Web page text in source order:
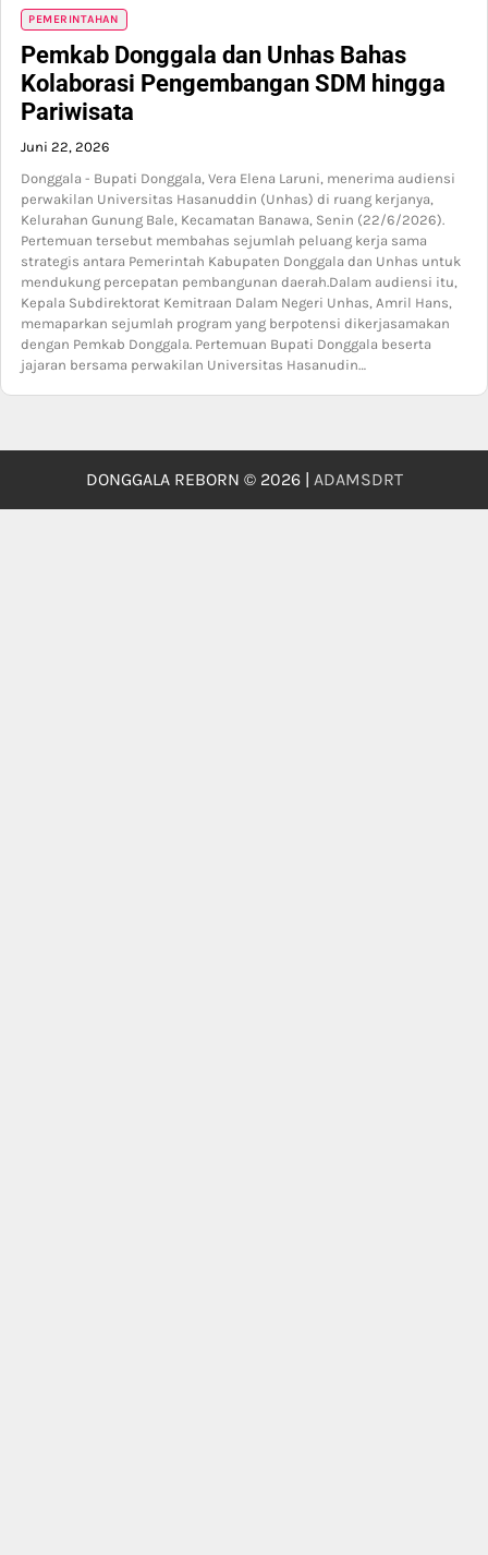
PEMERINTAHAN
Pemkab Donggala dan Unhas Bahas
Kolaborasi Pengembangan SDM hingga
Pariwisata
Juni 22, 2026
Donggala - Bupati Donggala, Vera Elena Laruni, menerima audiensi
perwakilan Universitas Hasanuddin (Unhas) di ruang kerjanya,
Kelurahan Gunung Bale, Kecamatan Banawa, Senin (22/6/2026).
Pertemuan tersebut membahas sejumlah peluang kerja sama
strategis antara Pemerintah Kabupaten Donggala dan Unhas untuk
mendukung percepatan pembangunan daerah.Dalam audiensi itu,
Kepala Subdirektorat Kemitraan Dalam Negeri Unhas, Amril Hans,
memaparkan sejumlah program yang berpotensi dikerjasamakan
dengan Pemkab Donggala. Pertemuan Bupati Donggala beserta
jajaran bersama perwakilan Universitas Hasanudin…
DONGGALA REBORN © 2026 | ADAMSDRT